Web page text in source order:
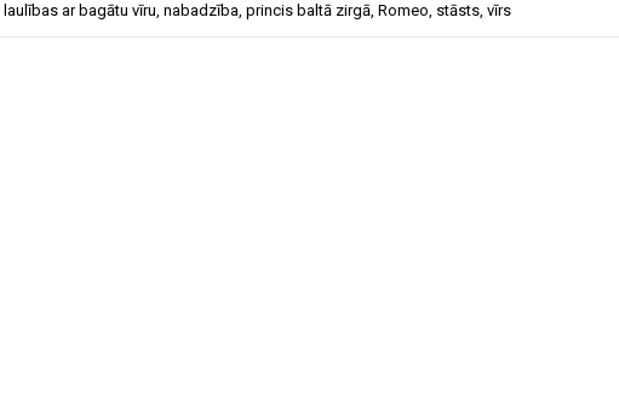
laulības ar bagātu vīru, nabadzība, princis baltā zirgā, Romeo, stāsts, vīrs